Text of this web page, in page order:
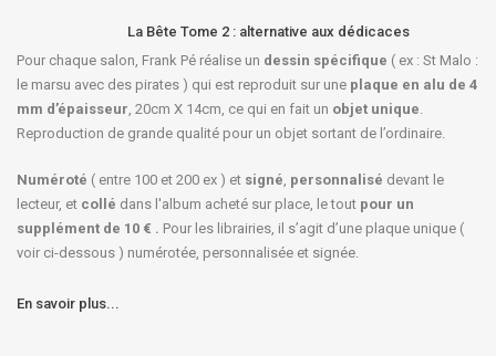
La Bête Tome 2 : alternative aux dédicaces
Pour chaque salon, Frank Pé réalise un dessin spécifique ( ex : St Malo :
le marsu avec des pirates ) qui est reproduit sur une plaque en alu de 4
mm d’épaisseur, 20cm X 14cm, ce qui en fait un objet unique.
Reproduction de grande qualité pour un objet sortant de l’ordinaire.
Numéroté ( entre 100 et 200 ex ) et signé, personnalisé devant le
lecteur, et collé dans l'album acheté sur place, le tout pour un
supplément de 10 € . Pour les librairies, il s’agit d’une plaque unique (
voir ci-dessous ) numérotée, personnalisée et signée.
En savoir plus...